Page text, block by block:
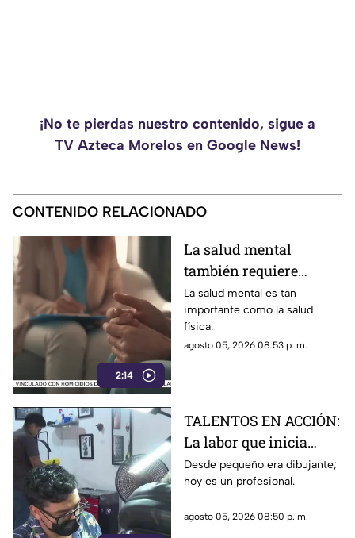
¡No te pierdas nuestro contenido, sigue a
TV Azteca Morelos en Google News!
CONTENIDO RELACIONADO
2:14
La salud mental
también requiere
atención
La salud mental es tan
importante como la salud
física.
agosto 05, 2026 08:53 p. m.
TALENTOS EN ACCIÓN:
La labor que inicia
desde la creatividad
Desde pequeño era dibujante;
hoy es un profesional.
agosto 05, 2026 08:50 p. m.